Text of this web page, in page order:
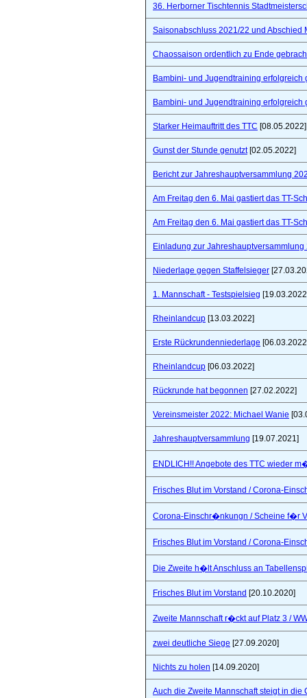
36. Herborner Tischtennis
Saisonabschluss 2021/22 und Abschied
Chaossaison ordentlich zu Ende
Bambini- und Jugendtraining erfolgreich
Bambini- und Jugendtraining erfolgreich
Starker Heimauftritt des TTC [08.05.2022]
Gunst der Stunde genutzt[02.05.2022]
Bericht zur Jahreshauptversammlung
Am Freitag den 6. Mai gastiert das TT-
Am Freitag den 6. Mai gastiert das TT-
Einladung zur Jahreshauptversammlung
Niederlage gegen Staffelsieger
1. Mannschaft - Testspielsieg
Rheinlandcup [13.03.2022]
Erste Rückrundenniederlage
Rheinlandcup [06.03.2022]
Rückrunde hat begonnen [27.02.2022]
Vereinsmeister 2022: Michael Wanie
Jahreshauptversammlung [19.07.2021]
ENDLICH!! Angebote des TTC wieder
Frisches Blut im Vorstand / Corona-
Corona-Einschr�nkungn / Scheine f�r
Frisches Blut im Vorstand / Corona-
Die Zweite h�lt Anschluss an
Frisches Blut im Vorstand [20.10.2020]
Zweite Mannschaft r�ckt auf Platz 3 /
zwei deutliche Siege [27.09.2020]
Nichts zu holen [14.09.2020]
Auch die Zweite Mannschaft steigt in die